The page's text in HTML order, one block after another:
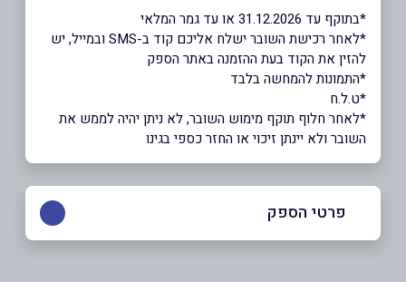
*בתוקף עד 31.12.2026 או עד גמר המלאי
*לאחר רכישת השובר ישלח אליכם קוד ב-SMS ובמייל, יש
להזין את הקוד בעת ההזמנה באתר הספק
*התמונות להמחשה בלבד
*ט.ל.ח
*לאחר חלוף תוקף מימוש השובר, לא ניתן יהיה לממש את
השובר ולא יינתן זיכוי או החזר כספי בגינו
פרטי הספק